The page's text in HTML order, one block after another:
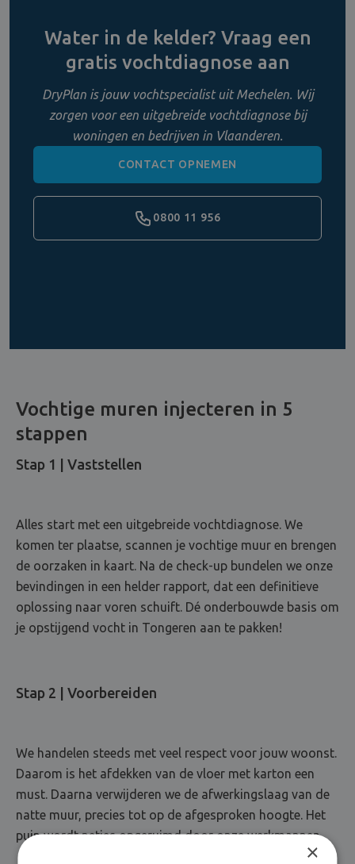
Water in de kelder? Vraag een
gratis vochtdiagnose aan
DryPlan is jouw vochtspecialist uit Mechelen. Wij
zorgen voor een uitgebreide vochtdiagnose bij
woningen en bedrijven in Vlaanderen.
CONTACT OPNEMEN
0800 11 956
Vochtige muren injecteren in 5
stappen
Stap 1 | Vaststellen
Alles start met een uitgebreide vochtdiagnose. We
komen ter plaatse, scannen je vochtige muur en brengen
de oorzaken in kaart. Na de check-up bundelen we onze
bevindingen in een helder rapport, dat een definitieve
oplossing naar voren schuift. Dé onderbouwde basis om
je opstijgend vocht in Tongeren aan te pakken!
Stap 2 | Voorbereiden
We handelen steeds met veel respect voor jouw woonst.
Daarom is het afdekken van de vloer met karton een
must. Daarna verwijderen we de afwerkingslaag van de
natte muur, precies tot op de afgesproken hoogte. Het
puin wordt netjes opgeruimd door onze werkmannen.
×